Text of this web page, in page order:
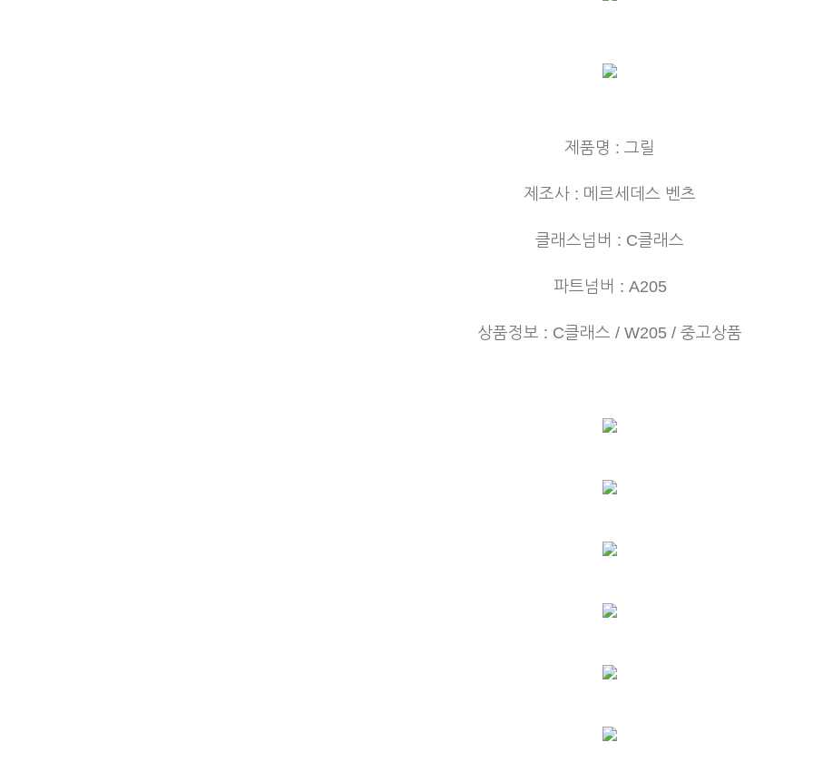
제품명 : 그릴
제조사 : 메르세데스 벤츠
클래스넘버 : C클래스
파트넘버 : A205
상품정보 : C클래스 / W205 / 중고상품